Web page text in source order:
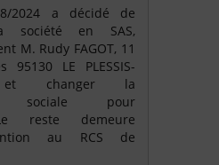
2024 a décidé de
société en SAS,
M. Rudy FAGOT, 11
95130 LE PLESSIS-
et changer la
sociale pour
reste demeure
au RCS de